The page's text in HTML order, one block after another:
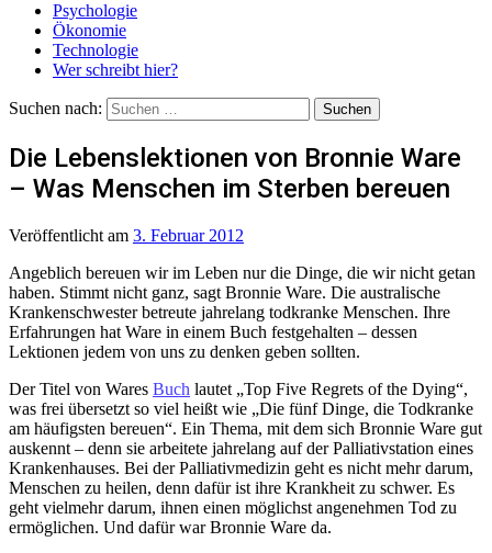
Psychologie
Ökonomie
Technologie
Wer schreibt hier?
Suchen nach:
Die Lebenslektionen von Bronnie Ware
– Was Menschen im Sterben bereuen
Veröffentlicht am 3. Februar 2012
Angeblich bereuen wir im Leben nur die Dinge, die wir nicht getan
haben. Stimmt nicht ganz, sagt Bronnie Ware. Die australische
Krankenschwester betreute jahrelang todkranke Menschen. Ihre
Erfahrungen hat Ware in einem Buch festgehalten – dessen
Lektionen jedem von uns zu denken geben sollten.
Der Titel von Wares Buch lautet „Top Five Regrets of the Dying“,
was frei übersetzt so viel heißt wie „Die fünf Dinge, die Todkranke
am häufigsten bereuen“. Ein Thema, mit dem sich Bronnie Ware gut
auskennt – denn sie arbeitete jahrelang auf der Palliativstation eines
Krankenhauses. Bei der Palliativmedizin geht es nicht mehr darum,
Menschen zu heilen, denn dafür ist ihre Krankheit zu schwer. Es
geht vielmehr darum, ihnen einen möglichst angenehmen Tod zu
ermöglichen. Und dafür war Bronnie Ware da.